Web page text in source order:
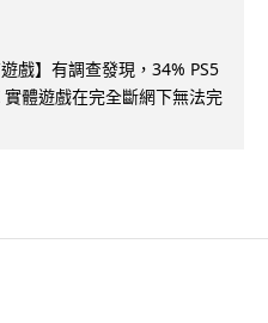
戲】有調查發現，34% PS5
體遊戲在完全斷網下無法完